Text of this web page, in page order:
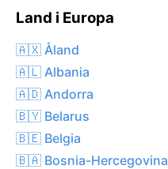
Land i Europa
🇦🇽 Åland
🇦🇱 Albania
🇦🇩 Andorra
🇧🇾 Belarus
🇧🇪 Belgia
🇧🇦 Bosnia-Hercegovina